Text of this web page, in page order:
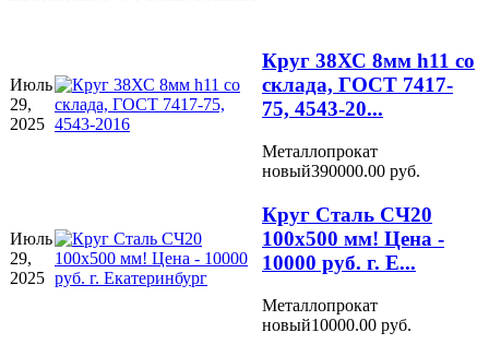
Июль
29,
2025
Круг 38ХС 8мм h11 со
склада, ГОСТ 7417-
75, 4543-20...
Металлопрокат
новый390000.00 руб.
Июль
29,
2025
Круг Сталь СЧ20
100х500 мм! Цена -
10000 руб. г. Е...
Металлопрокат
новый10000.00 руб.